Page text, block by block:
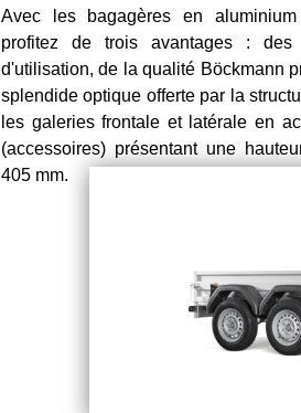
Avec les bagagères en
profitez de trois avantages : des
d'utilisation, de la qualité Böckmann
splendide optique offerte par la
les galeries frontale et latérale en
(accessoires) présentant une
405 mm.